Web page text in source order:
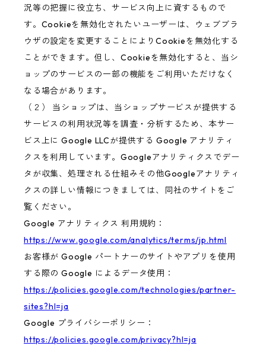
況等の把握に役立ち、サービス向上に資するもので
す。Cookieを無効化されたいユーザーは、ウェブブラ
ウザの設定を変更することによりCookieを無効化する
ことができます。但し、Cookieを無効化すると、当シ
ョップのサービスの一部の機能をご利用いただけなく
なる場合があります。
（２） 当ショップは、当ショップサービスが提供する
サービスの利用状況等を調査・分析するため、本サー
ビス上に Google LLCが提供する Google アナリティ
クスを利用しています。Googleアナリティクスでデー
タが収集、処理される仕組みその他Googleアナリティ
クスの詳しい情報につきましては、同社のサイトをご
覧ください。
Google アナリティクス 利用規約：
https://www.google.com/analytics/terms/jp.html
お客様が Google パートナーのサイトやアプリを使用
する際の Google によるデータ使用：
https://policies.google.com/technologies/partner-
sites?hl=ja
Google プライバシーポリシー：
https://policies.google.com/privacy?hl=ja